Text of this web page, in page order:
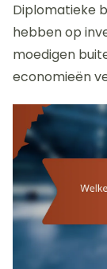
Diplomatieke
hebben op
moedigen
economieën